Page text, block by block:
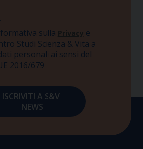
sulla Privacy e
Studi Scienza & Vita a
personali ai sensi del
2016/679